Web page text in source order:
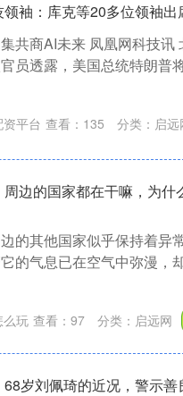
袖：库克等20多位领袖
共商AI未来 凤凰网科技讯
员透露，美国总统特朗普
平台 查看： 135 分类： 启远
边的国家都在干嘛，为什
的其他国家似乎保持着异
的气息已在空气中弥漫，
么玩 查看： 97 分类： 启远网
岁刘佩琦的近况，警示善